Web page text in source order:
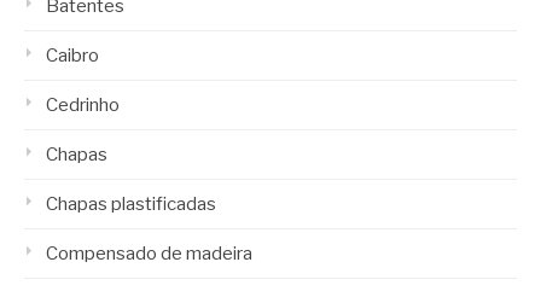
Batentes
Caibro
Cedrinho
Chapas
Chapas plastificadas
Compensado de madeira